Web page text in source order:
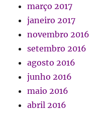
março 2017
janeiro 2017
novembro 2016
setembro 2016
agosto 2016
junho 2016
maio 2016
abril 2016